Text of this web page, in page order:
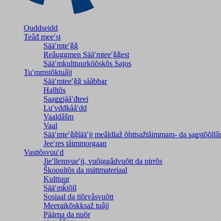
Ouddseidd
Teâđ meeʹst
Sääʹmteʹǧǧ
Reâuggmen Sääʹmteeʹǧǧest
Sääʹmkulttuurkõõskõs Sajos
Tuʹmmstõktuâjj
Sääʹmteeʹǧǧ sååbbar
Halltõs
Saaǥǥjååʹđteei
Luʹvddkååʹdd
Vaaldâšm
Vaal
Sääʹmteʹǧǧlääʹjj meâldlaž õhttsažtåimmam- da
Jeeʹres tåimmorgaan
Vasttõsvuuʹd
Jieʹllemvueʹjj, vuõiggâdvuõtt da pirrõs
Škooultõs da mättmateriaal
Kulttuur
Sääʹmǩiõll
Sosiaal da tiõrvâsvuõtt
Meeraikõskksaž tuâjj
Päärna da nuõr